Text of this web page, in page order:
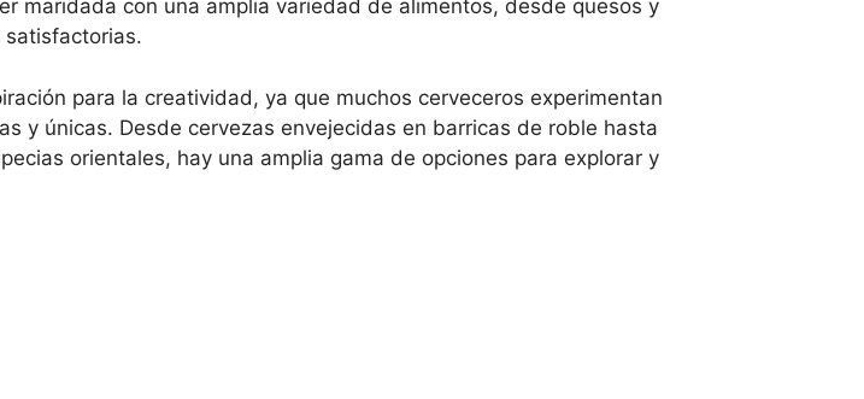
maridada con una amplia variedad de alimentos, desde quesos y
satisfactorias.
para la creatividad, ya que muchos cerveceros experimentan
y únicas. Desde cervezas envejecidas en barricas de roble hasta
orientales, hay una amplia gama de opciones para explorar y